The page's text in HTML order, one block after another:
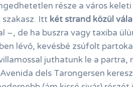
része a város keleti
Itt két strand közül
–, de ha buszra vagy taxiba
lévő, kevésbé zsúfolt
juthatunk le a partra,
dels Tarongersen